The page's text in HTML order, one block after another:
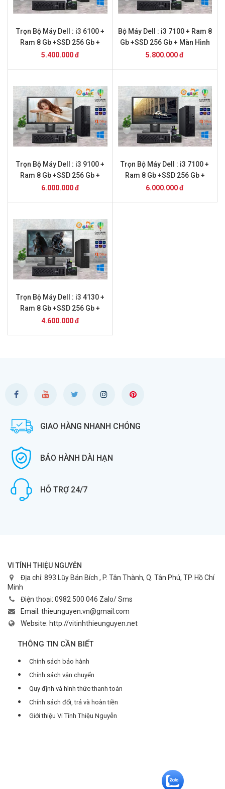
Trọn Bộ Máy Dell : i3 6100 +
Ram 8 Gb +SSD 256 Gb +
Màn Hình 22
5.400.000 đ
Bộ Máy Dell : i3 7100 + Ram 8
Gb +SSD 256 Gb + Màn Hình
22
5.800.000 đ
Trọn Bộ Máy Dell : i3 9100 +
Ram 8 Gb +SSD 256 Gb +
Màn Hình 20
6.000.000 đ
Trọn Bộ Máy Dell : i3 7100 +
Ram 8 Gb +SSD 256 Gb +
Màn Hình 24
6.000.000 đ
Trọn Bộ Máy Dell : i3 4130 +
Ram 8 Gb +SSD 256 Gb +
Màn Hình 20
4.600.000 đ
GIAO HÀNG NHANH CHÓNG
BẢO HÀNH DÀI HẠN
HỖ TRỢ 24/7
VI TÍNH THIỆU NGUYỄN
Địa chỉ: 893 Lũy Bán Bích , P. Tân Thành, Q. Tân Phú, TP. Hồ Chí
Minh
Điện thoại: 0982 500 046 Zalo/ Sms
Email: thieunguyen.vn@gmail.com
Website: http://vitinhthieunguyen.net
THÔNG TIN CẦN BIẾT
Chính sách bảo hành
Chính sách vận chuyển
Quy định và hình thức thanh toán
Chính sách đổi, trả và hoàn tiền
Giới thiệu Vi Tính Thiệu Nguyễn